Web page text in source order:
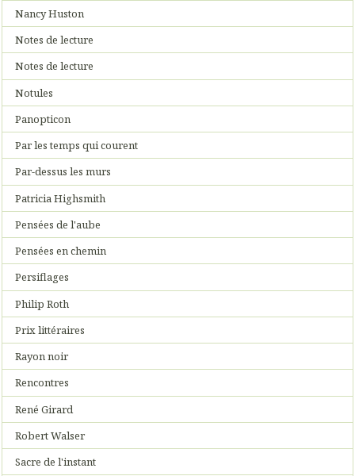
Nancy Huston
Notes de lecture
Notes de lecture
Notules
Panopticon
Par les temps qui courent
Par-dessus les murs
Patricia Highsmith
Pensées de l'aube
Pensées en chemin
Persiflages
Philip Roth
Prix littéraires
Rayon noir
Rencontres
René Girard
Robert Walser
Sacre de l'instant